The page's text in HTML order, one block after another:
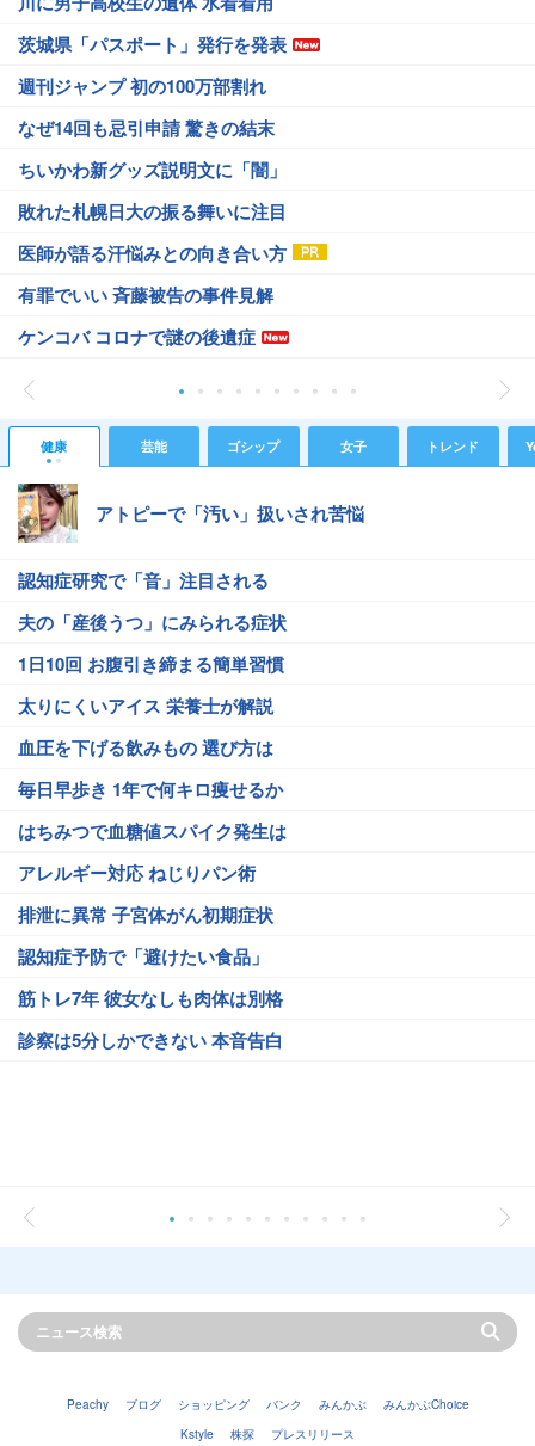
茨城県「パスポート」発行を発表
週刊ジャンプ 初の100万部割れ
なぜ14回も忌引申請 驚きの結末
ちいかわ新グッズ説明文に「闇」
敗れた札幌日大の振る舞いに注目
医師が語る汗悩みとの向き合い方
有罪でいい 斉藤被告の事件見解
ケンコバ コロナで謎の後遺症
健康 芸能 ゴシップ 女子 トレンド
アトピーで「汚い」扱いされ苦悩
認知症研究で「音」注目される
夫の「産後うつ」にみられる症状
1日10回 お腹引き締まる簡単習慣
太りにくいアイス 栄養士が解説
血圧を下げる飲みもの 選び方は
毎日早歩き 1年で何キロ痩せるか
はちみつで血糖値スパイク発生は
アレルギー対応 ねじりパン術
排泄に異常 子宮体がん初期症状
認知症予防で「避けたい食品」
筋トレ7年 彼女なしも肉体は別格
診察は5分しかできない 本音告白
Peachy ブログ ショッピング バンク みんかぶ
みんかぶChoice
Kstyle
株探 プレスリリース